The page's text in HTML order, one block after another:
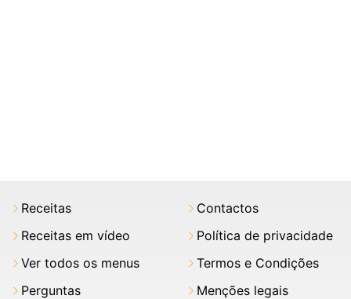
Receitas
Receitas em vídeo
Ver todos os menus
Perguntas
Contactos
Política de privacidade
Termos e Condições
Menções legais